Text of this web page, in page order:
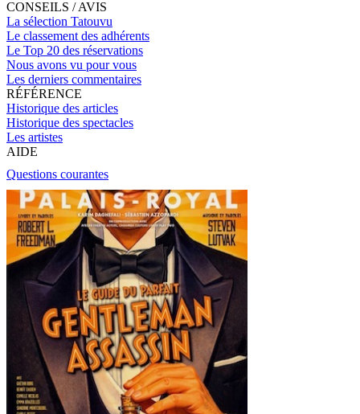
CONSEILS / AVIS
La sélection Tatouvu
Le classement des adhérents
Le Top 20 des réservations
Nous avons vu pour vous
Les derniers commentaires
RÉFÉRENCE
Historique des articles
Historique des spectacles
Les artistes
AIDE
Questions courantes